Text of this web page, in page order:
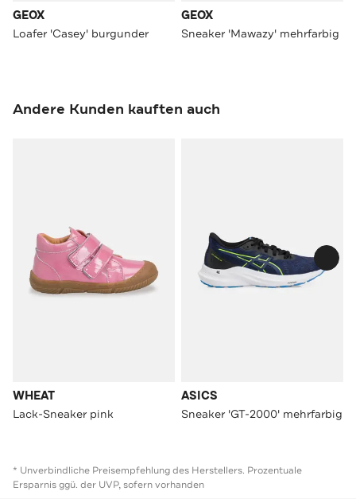
GEOX
Loafer 'Casey' burgunder
GEOX
Sneaker 'Mawazy' mehrfarbig
Andere Kunden kauften auch
WHEAT
Lack-Sneaker pink
ASICS
Sneaker 'GT-2000' mehrfarbig
* Unverbindliche Preisempfehlung des Herstellers. Prozentuale
Ersparnis ggü. der UVP, sofern vorhanden